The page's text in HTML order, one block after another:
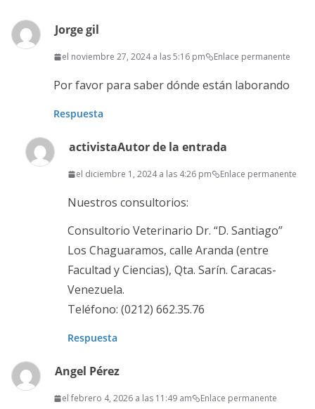
Jorge gil
el noviembre 27, 2024 a las 5:16 pm Enlace permanente
Por favor para saber dónde están laborando
Respuesta
activistaAutor de la entrada
el diciembre 1, 2024 a las 4:26 pm Enlace permanente
Nuestros consultorios:
Consultorio Veterinario Dr. “D. Santiago”
Los Chaguaramos, calle Aranda (entre
Facultad y Ciencias), Qta. Sarín. Caracas-
Venezuela.
Teléfono: (0212) 662.35.76
Respuesta
Angel Pérez
el febrero 4, 2026 a las 11:49 am Enlace permanente